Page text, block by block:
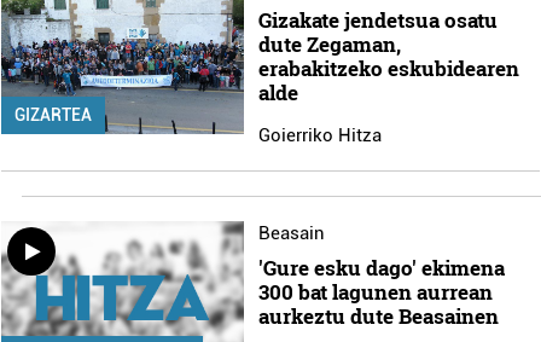
GIZARTEA
Gizakate jendetsua osatu
dute Zegaman,
erabakitzeko eskubidearen
alde
Goierriko Hitza
Beasain
'Gure esku dago' ekimena
300 bat lagunen aurrean
aurkeztu dute Beasainen